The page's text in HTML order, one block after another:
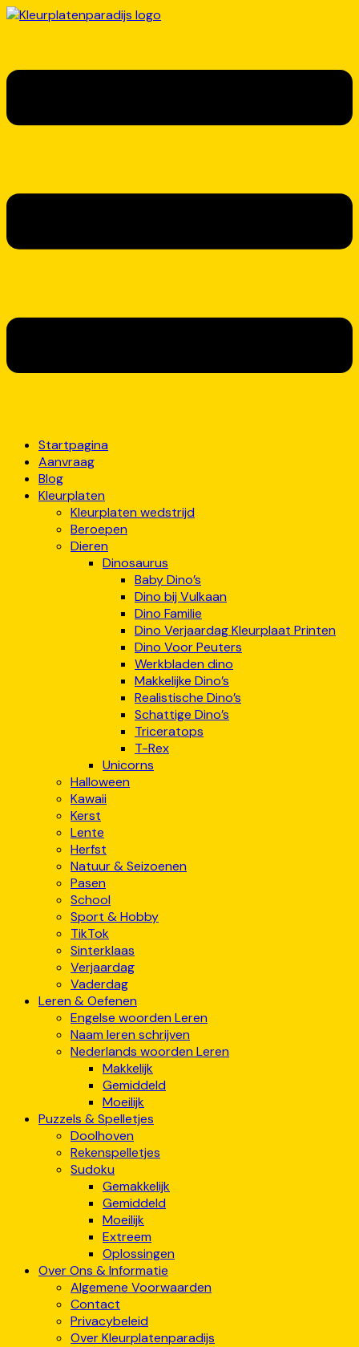
Startpagina
Aanvraag
Blog
Kleurplaten
Kleurplaten wedstrijd
Beroepen
Dieren
Dinosaurus
Baby Dino’s
Dino bij Vulkaan
Dino Familie
Dino Verjaardag Kleurplaat Printen
Dino Voor Peuters
Werkbladen dino
Makkelijke Dino’s
Realistische Dino’s
Schattige Dino’s
Triceratops
T-Rex
Unicorns
Halloween
Kawaii
Kerst
Lente
Herfst
Natuur & Seizoenen
Pasen
School
Sport & Hobby
TikTok
Sinterklaas
Verjaardag
Vaderdag
Leren & Oefenen
Engelse woorden Leren
Naam leren schrijven
Nederlands woorden Leren
Makkelijk
Gemiddeld
Moeilijk
Puzzels & Spelletjes
Doolhoven
Rekenspelletjes
Sudoku
Gemakkelijk
Gemiddeld
Moeilijk
Extreem
Oplossingen
Over Ons & Informatie
Algemene Voorwaarden
Contact
Privacybeleid
Over Kleurplatenparadijs